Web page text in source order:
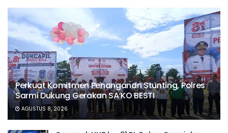
Perkuat Komitmen Penanganan Stunting, Polres
Sarmi Dukung Gerakan SA’KO BESTI
AGUSTUS 8, 2026